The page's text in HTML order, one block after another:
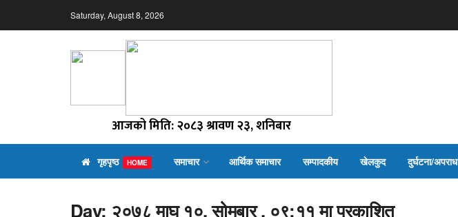
Saturday, August 8, 2026
आजको मिति: २०८३ श्रावण २३, शनिबार
गृहपृष्ठ HOME समाचार आर्थिक समाचार सम्पादकीय खेलकुद दुर्घटना/अपराध
Day: २०७८ माघ १०, सोमबार , ०९:११ मा प्रकाशित